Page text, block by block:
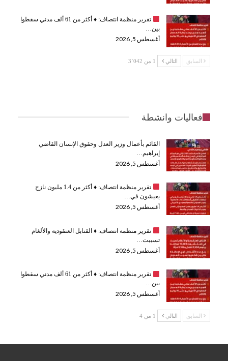
تقرير منظمة انتصاف: ♦️
أكثر من 61 ألف مدني سقطوا
بين…
أغسطس 5, 2026
السابق التالي 1 من 3٬042
فعاليات وانشطة
القائم بأعمال وزير العدل وحقوق الإنسان القاضي
إبراهيم…
أغسطس 5, 2026
تقرير منظمة انتصاف: ♦️
أكثر من 1.4 مليون نازح
يعيشون في…
أغسطس 5, 2026
تقرير منظمة انتصاف: ♦️القنابل العنقودية والألغام
تسببت…
أغسطس 5, 2026
تقرير منظمة انتصاف: ♦️
أكثر من 61 ألف مدني سقطوا
بين…
أغسطس 5, 2026
السابق التالي 1 من 4